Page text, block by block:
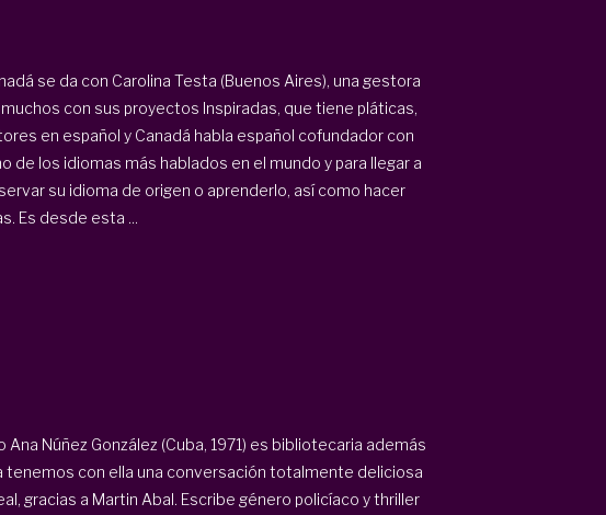
se da con Carolina Testa (Buenos Aires), una gestora
con sus proyectos Inspiradas, que tiene pláticas,
en español y Canadá habla español cofundador con
de los idiomas más hablados en el mundo y para llegar a
su idioma de origen o aprenderlo, así como hacer
Es desde esta ...
Núñez González (Cuba, 1971) es bibliotecaria además
tenemos con ella una conversación totalmente deliciosa
gracias a Martin Abal. Escribe género policíaco y thriller